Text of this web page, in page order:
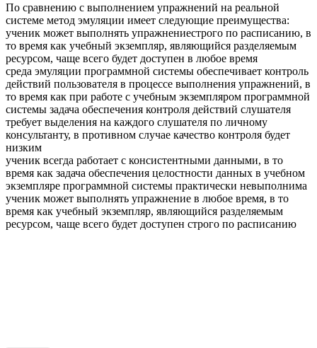
По сравнению с выполнением упражнений на реальной
системе метод эмуляции имеет следующие преимущества:
ученик может выполнять упражнениестрого по расписанию, в
то время как учебный экземпляр, являющийся разделяемым
ресурсом, чаще всего будет доступен в любое время
среда эмуляции программной системы обеспечивает контроль
действий пользователя в процессе выполнения упражнений, в
то время как при работе с учебным экземпляром программной
системы задача обеспечения контроля действий слушателя
требует выделения на каждого слушателя по личному
консультанту, в противном случае качество контроля будет
низким
ученик всегда работает с консистентными данными, в то
время как задача обеспечения целостности данных в учебном
экземпляре программной системы практически невыполнима
ученик может выполнять упражнение в любое время, в то
время как учебный экземпляр, являющийся разделяемым
ресурсом, чаще всего будет доступен строго по расписанию